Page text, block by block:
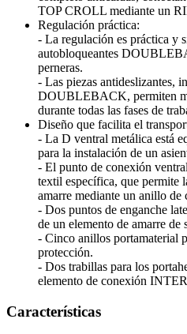
TOP CROLL mediante un
Regulación práctica:
- La regulación es práctica y
autobloqueantes
perneras.
- Las piezas antideslizantes,
DOUBLEBACK, permiten
durante todas las fases de
Diseño que facilita el
- La D ventral metálica está
para la instalación de un
- El punto de conexión
textil específica, que permite
amarre mediante un anillo
- Dos puntos de enganche
de un elemento de amarre de
- Cinco anillos portamaterial
protección.
- Dos trabillas para los
elemento de conexión
Características